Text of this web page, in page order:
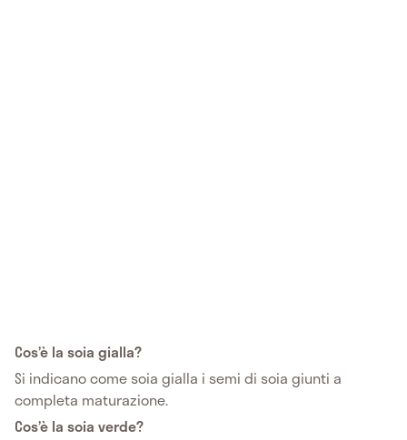
Cos’è la soia gialla?
Si indicano come soia gialla i semi di soia giunti a
completa maturazione.
Cos’è la soia verde?